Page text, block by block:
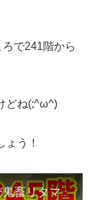
で241階から
どね(;^ω^)
う！
【ロマサガＲＳ】20210512 再び鬼畜リタマラの世界へ…迷いの世界塔245階！逆襲のナイツ家！？【ロマサガリユニバース】【ロマンシングサガリユニバース】